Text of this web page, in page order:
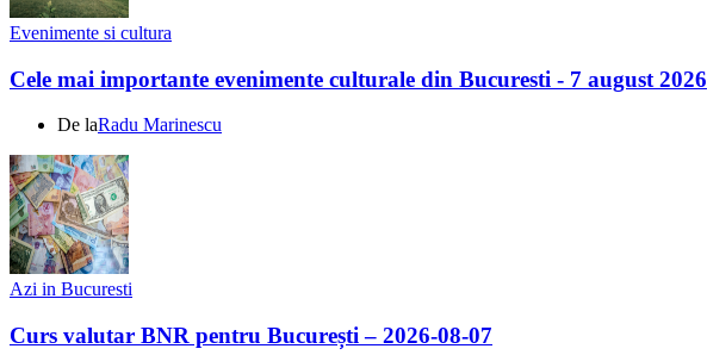
Evenimente si cultura
Cele mai importante evenimente culturale din Bucuresti - 7 august 2026
De laRadu Marinescu
Azi in Bucuresti
Curs valutar BNR pentru București – 2026-08-07